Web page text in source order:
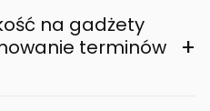
na gadżety
terminów
+